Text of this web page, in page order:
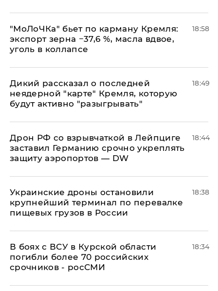
​"МоЛоЧКа" бьет по карману Кремля:
экспорт зерна −37,6 %, масла вдвое,
уголь в коллапсе
18:58
Дикий рассказал о последней
неядерной "карте" Кремля, которую
будут активно "разыгрывать"
18:49
​Дрон РФ со взрывчаткой в Лейпциге
заставил Германию срочно укреплять
защиту аэропортов — DW
18:44
Украинские дроны остановили
крупнейший терминал по перевалке
пищевых грузов в России
18:38
В боях с ВСУ в Курской области
погибли более 70 российских
срочников - росСМИ
18:34